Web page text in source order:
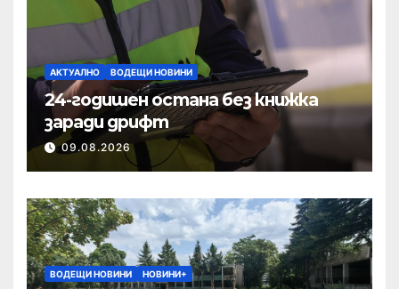
АКТУАЛНО ВОДЕЩИ НОВИНИ
24-годишен остана без книжка
заради дрифт
09.08.2026
ВОДЕЩИ НОВИНИ НОВИНИ+